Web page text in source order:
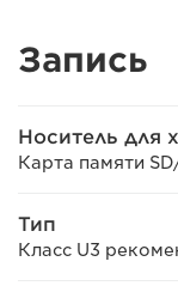
Запись
Носитель для
Карта памяти
Тип
Класс U3